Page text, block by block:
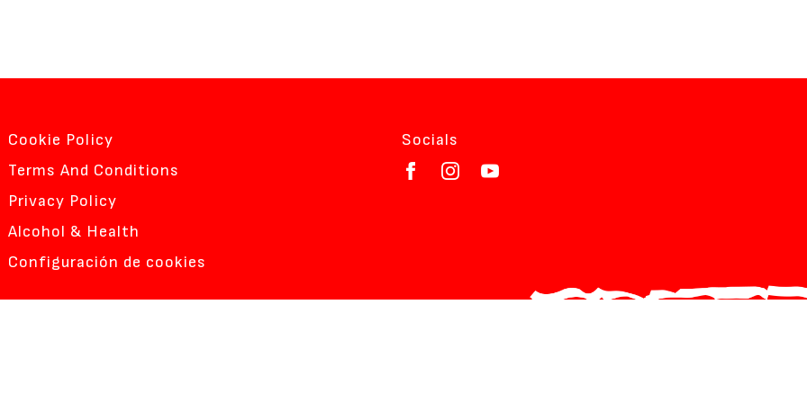
Cookie Policy
Terms And Conditions
Privacy Policy
Alcohol & Health
Configuración de cookies
Socials